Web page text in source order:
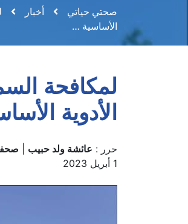
صحتي حياتي أخبار
الأساسية …
لمكافحة
الأدوية
حرر : عائشة ولد حبيب
1 أبريل 2023